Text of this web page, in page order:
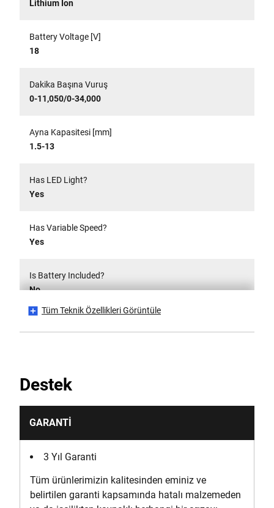
Lithium Ion
Battery Voltage [V]
18
Dakika Başına Vuruş
0-11,050/0-34,000
Ayna Kapasitesi [mm]
1.5-13
Has LED Light?
Yes
Has Variable Speed?
Yes
Is Battery Included?
No
13
Maksimum Delme Kapasitesi (Metal) [mm]
55
Tüm Teknik Özellikleri Görüntüle
Destek
GARANTI
3 Yıl Garanti
Tüm ürünlerimizin kalitesinden eminiz ve
belirtilen garanti kapsamında hatalı malzemeden